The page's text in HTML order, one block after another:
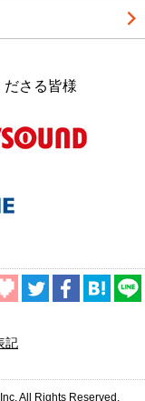
ださる皆様
記
All Rights Reserved.